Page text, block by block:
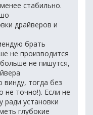
стабильно.
драйверов и
брать
не производится
не пишутся,
винду, тогда без
не точно!). Если не
ради установки
глубокие